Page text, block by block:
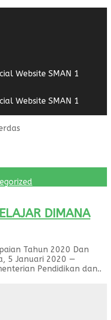
Website SMAN 1
Website SMAN 1
DIMANA
Tahun 2020 Dan
5 Januari 2020 —
Pendidikan dan..